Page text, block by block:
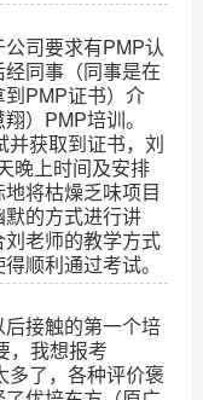
司要求有PMP认
同事（同事是在
PMP证书）介
）PMP培训。
并获取到证书，刘
晚上时间及安排
将枯燥乏味项目
的方式进行讲
老师的教学方式
顺利通过考试。
接触的第一个培
，我想报考
多了，各种评价褒